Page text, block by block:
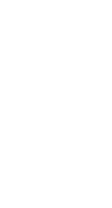
La muestra, que está
10.00 a 14.00 horas, y
de 11:00 a 14:00
de diciembre, y el 1, 5 y